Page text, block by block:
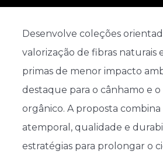
Desenvolve coleções
valorização de fibras naturais
primas de menor impacto
destaque para o cânhamo e
orgânico. A proposta combina
atemporal, qualidade e
estratégias para prolongar o